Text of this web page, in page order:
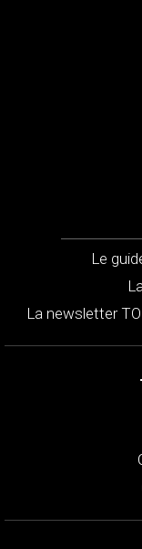
Le
La newsletter